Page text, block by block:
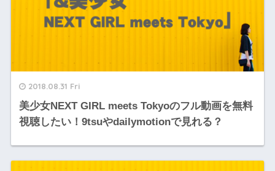
2018.08.31 Fri
美少女NEXT GIRL meets Tokyoのフル動画を無料
視聴したい！9tsuやdailymotionで見れる？